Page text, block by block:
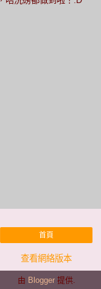
首頁
查看網絡版本
由 Blogger提供.